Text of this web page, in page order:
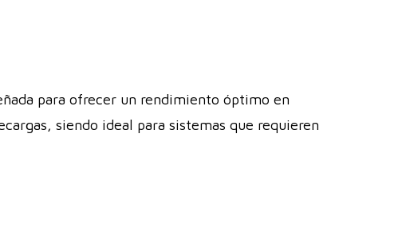
para ofrecer un rendimiento óptimo en
siendo ideal para sistemas que requieren